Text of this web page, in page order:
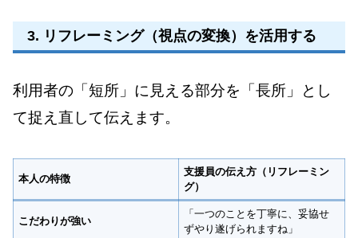
3. リフレーミング（視点の変換）を活用する
利用者の「短所」に見える部分を「長所」とし
て捉え直して伝えます。
本人の特徴
支援員の伝え方（リフレーミン
グ）
こだわりが強い
「一つのことを丁寧に、妥協せ
ずやり遂げられますね」